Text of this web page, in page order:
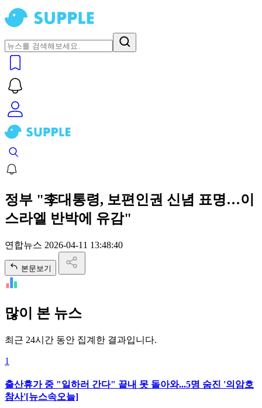
정부 "李대통령, 보편인권 신념 표명…이
스라엘 반박에 유감"
연합뉴스 2026-04-11 13:48:40
본문보기
많이 본 뉴스
최근 24시간 동안 집계한 결과입니다.
1
출산휴가 중 "일하러 간다" 끝내 못 돌아와...5명 숨진 '의암호
참사'[뉴스속오늘]